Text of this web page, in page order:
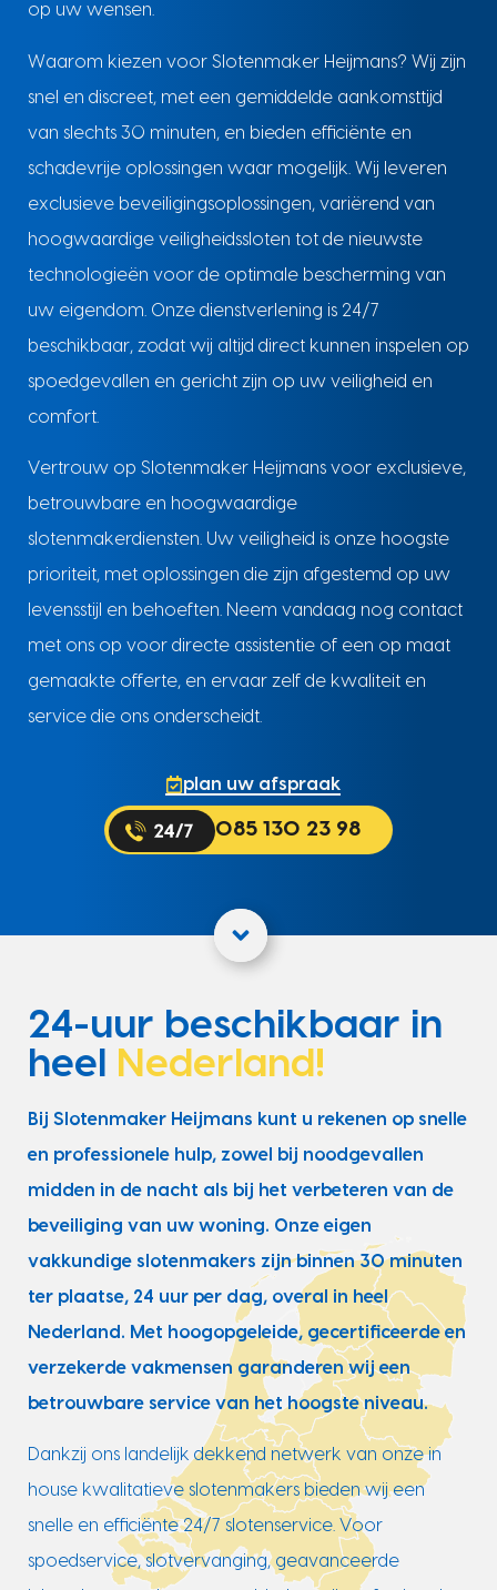
op uw wensen.
Waarom kiezen voor Slotenmaker Heijmans? Wij zijn
snel en discreet, met een gemiddelde aankomsttijd
van slechts 30 minuten, en bieden efficiënte en
schadevrije oplossingen waar mogelijk. Wij leveren
exclusieve beveiligingsoplossingen, variërend van
hoogwaardige veiligheidssloten tot de nieuwste
technologieën voor de optimale bescherming van
uw eigendom. Onze dienstverlening is 24/7
beschikbaar, zodat wij altijd direct kunnen inspelen op
spoedgevallen en gericht zijn op uw veiligheid en
comfort.
Vertrouw op Slotenmaker Heijmans voor exclusieve,
betrouwbare en hoogwaardige
slotenmakerdiensten. Uw veiligheid is onze hoogste
prioriteit, met oplossingen die zijn afgestemd op uw
levensstijl en behoeften. Neem vandaag nog contact
met ons op voor directe assistentie of een op maat
gemaakte offerte, en ervaar zelf de kwaliteit en
service die ons onderscheidt.
plan uw afspraak
085 130 23 98
24-uur beschikbaar in
heel
Nederland!
Bij Slotenmaker Heijmans kunt u rekenen op snelle
en professionele hulp, zowel bij noodgevallen
midden in de nacht als bij het verbeteren van de
beveiliging van uw woning. Onze eigen
vakkundige slotenmakers zijn binnen 30 minuten
ter plaatse, 24 uur per dag, overal in heel
Nederland. Met hoogopgeleide, gecertificeerde en
verzekerde vakmensen garanderen wij een
betrouwbare service van het hoogste niveau.
Dankzij ons landelijk dekkend netwerk van onze in
house kwalitatieve slotenmakers bieden wij een
snelle en efficiënte 24/7 slotenservice. Voor
spoedservice, slotvervanging, geavanceerde